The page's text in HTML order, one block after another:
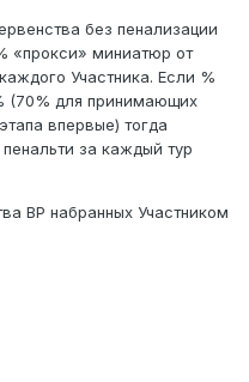
без пенализации
«прокси» миниатюр от
Участника. Если %
(70% для принимающих
впервые) тогда
за каждый тур
ВР набранных Участником